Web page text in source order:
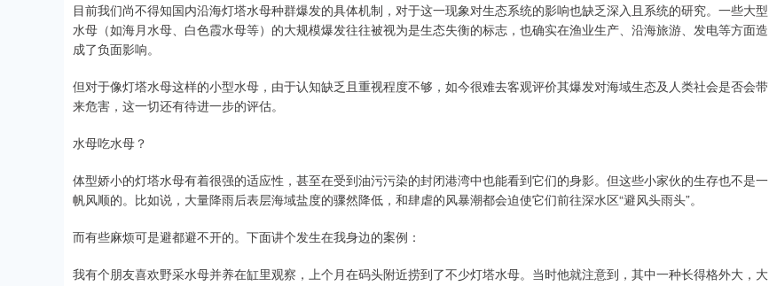
目前我们尚不得知国内沿海灯塔水母种群爆发的具体机制，对于这一现象对生态系统的影响也缺乏深入且系统的研究。一些大型
水母（如海月水母、白色霞水母等）的大规模爆发往往被视为是生态失衡的标志，也确实在渔业生产、沿海旅游、发电等方面造
成了负面影响。
但对于像灯塔水母这样的小型水母，由于认知缺乏且重视程度不够，如今很难去客观评价其爆发对海域生态及人类社会是否会带
来危害，这一切还有待进一步的评估。
水母吃水母？
体型娇小的灯塔水母有着很强的适应性，甚至在受到油污污染的封闭港湾中也能看到它们的身影。但这些小家伙的生存也不是一
帆风顺的。比如说，大量降雨后表层海域盐度的骤然降低，和肆虐的风暴潮都会迫使它们前往深水区“避风头雨头”。
而有些麻烦可是避都避不开的。下面讲个发生在我身边的案例：
我有个朋友喜欢野采水母并养在缸里观察，上个月在码头附近捞到了不少灯塔水母。当时他就注意到，其中一种长得格外大，大